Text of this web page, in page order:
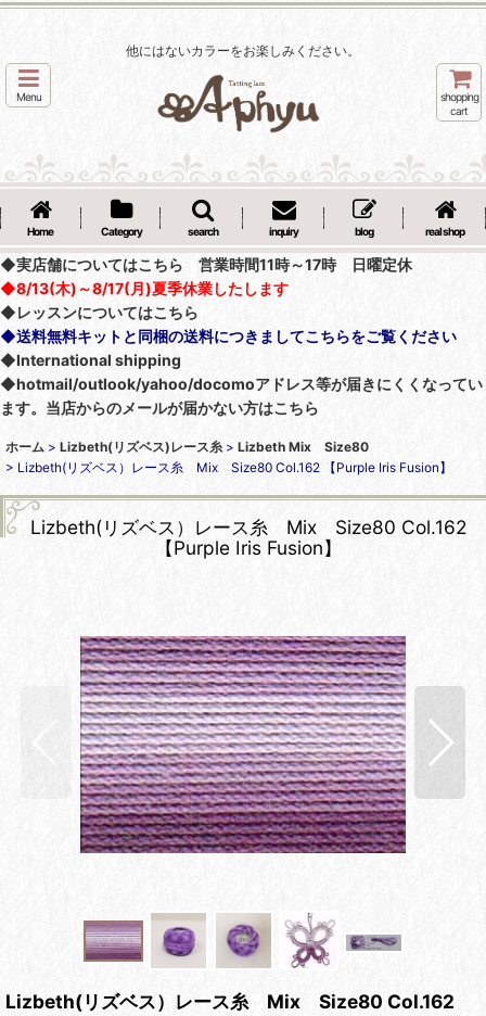
他にはないカラーをお楽しみください。
Menu
shopping
cart
Home Category search inquiry blog real shop
◆実店舗についてはこちら 営業時間11時～17時 日曜定休
◆8/13(木)～8/17(月)夏季休業したします
◆レッスンについてはこちら
◆送料無料キットと同梱の送料につきましてこちらをご覧ください
◆International shipping
◆hotmail/outlook/yahoo/docomoアドレス等が届きにくくなってい
ます。当店からのメールが届かない方はこちら
ホーム > Lizbeth(リズベス)レース糸 > Lizbeth Mix Size80
> Lizbeth(リズベス）レース糸 Mix Size80 Col.162 【Purple Iris Fusion】
Lizbeth(リズベス）レース糸 Mix Size80 Col.162
【Purple Iris Fusion】
Lizbeth(リズベス）レース糸 Mix Size80 Col.162